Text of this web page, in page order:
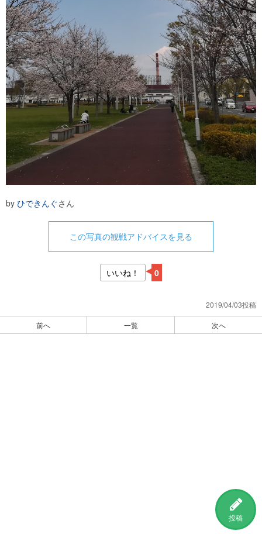
投稿
by ひできんぐさん
この写真の観戦アドバイスを見る
いいね！ 0
2019/04/03投稿
前へ 一覧 次へ